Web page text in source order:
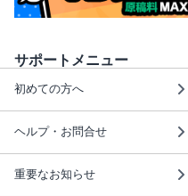
サポートメニュー
初めての方へ
ヘルプ・お問合せ
重要なお知らせ